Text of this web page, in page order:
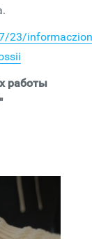
23/
работы